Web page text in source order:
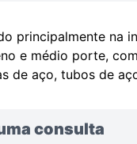
principalmente na
e médio porte,
de aço, tubos de
consulta